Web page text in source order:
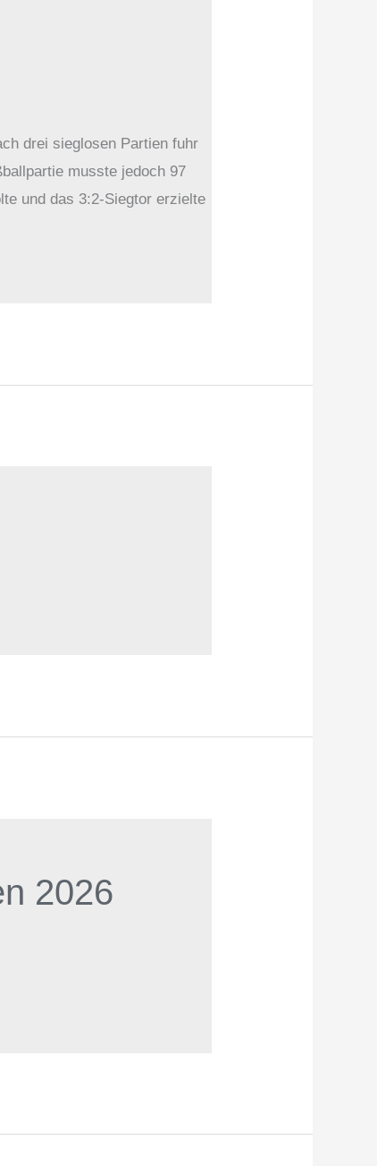
drei sieglosen Partien fuhr
musste jedoch 97
und das 3:2-Siegtor erzielte
2026